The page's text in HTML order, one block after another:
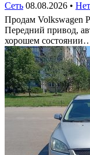
Сеть 08.08.2026 •
Продам Volkswagen
Передний привод,
хорошем